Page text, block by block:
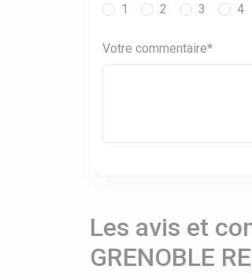
1
2 3 4
Votre commentaire*
Les avis et
GRENOBLE